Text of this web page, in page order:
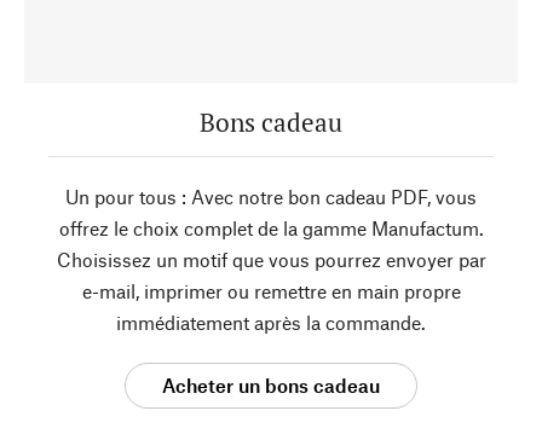
Bons cadeau
Un pour tous : Avec notre bon cadeau PDF, vous
offrez le choix complet de la gamme Manufactum.
Choisissez un motif que vous pourrez envoyer par
e-mail, imprimer ou remettre en main propre
immédiatement après la commande.
Acheter un bons cadeau